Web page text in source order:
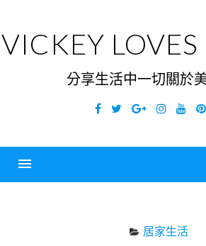
content
VICKEY
分享生活中一切關於
Facebook
TwitterGoogleInstagram
居家生活